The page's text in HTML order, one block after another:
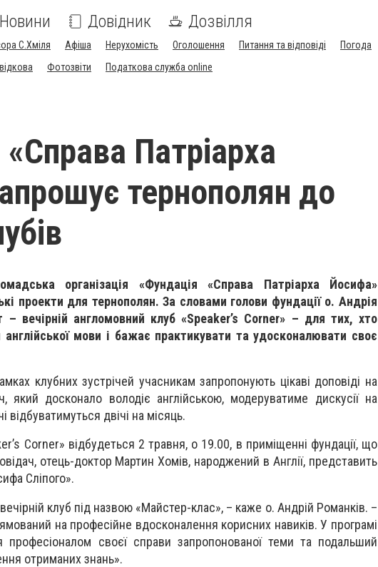
Новини Довідник Дозвілля
С.Хміля Афіша Нерухомість Оголошення Питання та відповіді
Погода
Фотозвіти Податкова служба online
Патріарха
тернополян до
організація «Фундація «Справа Патріарха Йосифа»
проекти для тернополян. За словами голови фундації о. Андрія
вечірній англомовний клуб «Speaker’s Corner» – для тих, хто
мови і бажає практикувати та удосконалювати своє
клубних зустрічей учасникам запропонують цікаві доповіді на
який досконало володіє англійською, модеруватиме дискусії на
відбуватимуться двічі на місяць.
Corner» відбудеться 2 травня, о 19.00, в приміщенні фундації, що
отець-доктор Мартин Хомів, народжений в Англії, представить
Сліпого».
клуб під назвою «Майстер-клас», – каже о. Андрій Романків. –
на професійне вдосконалення корисних навиків. У програмі
професіоналом своєї справи запропонованої теми та подальший
отриманих знань».